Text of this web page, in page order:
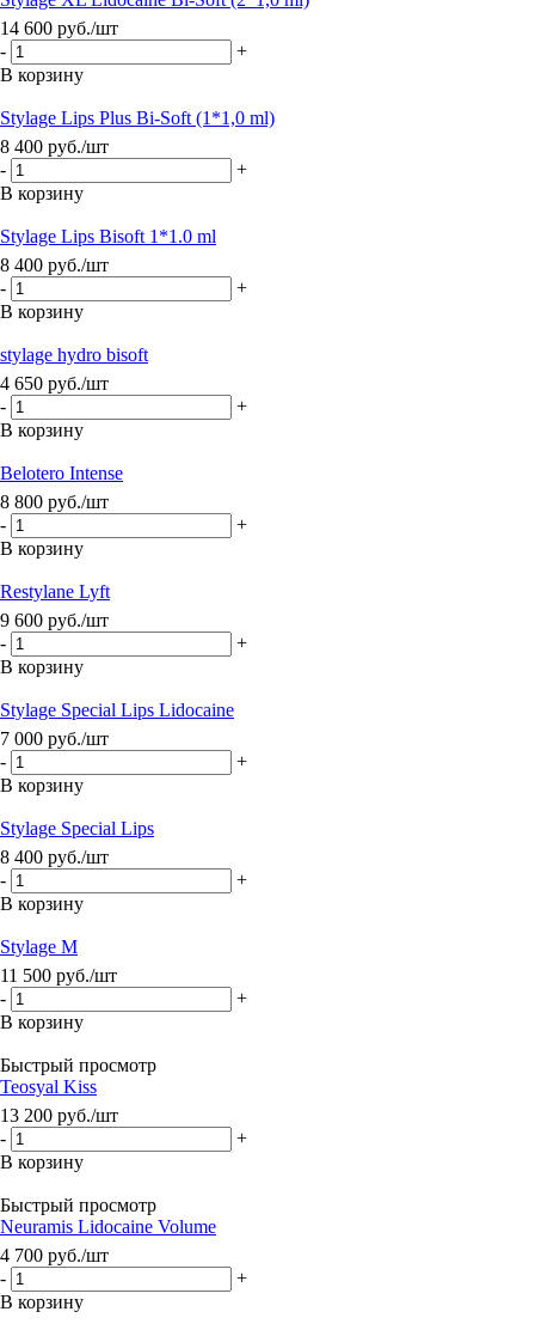
14 600 руб./шт
-
+
В корзину
Stylage Lips Plus Bi-Soft (1*1,0 ml)
8 400 руб./шт
-
+
В корзину
Stylage Lips Bisoft 1*1.0 ml
8 400 руб./шт
-
+
В корзину
stylage hydro bisoft
4 650 руб./шт
-
+
В корзину
Belotero Intense
8 800 руб./шт
-
+
В корзину
Restylane Lyft
9 600 руб./шт
-
+
В корзину
Stylage Special Lips Lidocaine
7 000 руб./шт
-
+
В корзину
Stylage Special Lips
8 400 руб./шт
-
+
В корзину
Stylage M
11 500 руб./шт
-
+
В корзину
Быстрый просмотр
Teosyal Kiss
13 200 руб./шт
-
+
В корзину
Быстрый просмотр
Neuramis Lidocaine Volume
4 700 руб./шт
-
+
В корзину